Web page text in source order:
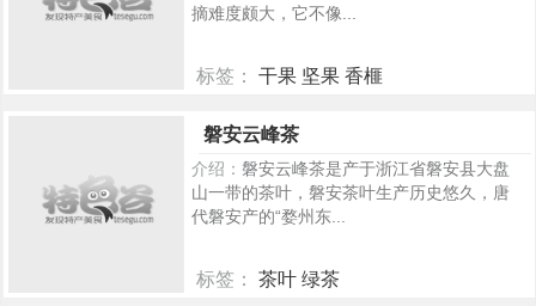
摘难度颇大，它不像...
标签： 干果 坚果 香榧
磐安云峰茶
介绍： 磐安云峰茶是产于浙江省磐安县大盘
山一带的茶叶，磐安茶叶生产历史悠久，唐
代磐安产的“婺州东...
标签： 茶叶 绿茶